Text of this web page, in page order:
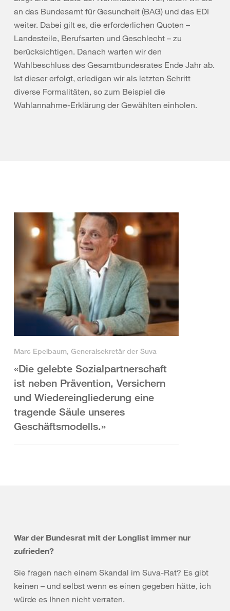
an das Bundesamt für Gesundheit (BAG) und das EDI
weiter. Dabei gilt es, die erforderlichen Quoten –
Landesteile, Berufsarten und Geschlecht – zu
berücksichtigen. Danach warten wir den
Wahlbeschluss des Gesamtbundesrates Ende Jahr ab.
Ist dieser erfolgt, erledigen wir als letzten Schritt
diverse Formalitäten, so zum Beispiel die
Wahlannahme-Erklärung der Gewählten einholen.
Marc Epelbaum, Generalsekretär der Suva
«Die gelebte Sozialpartnerschaft
ist neben Prävention, Versichern
und Wiedereingliederung eine
tragende Säule unseres
Geschäftsmodells.»
War der Bundesrat mit der Longlist immer nur
zufrieden?
Sie fragen nach einem Skandal im Suva-Rat? Es gibt
keinen – und selbst wenn es einen gegeben hätte, ich
würde es Ihnen nicht verraten.